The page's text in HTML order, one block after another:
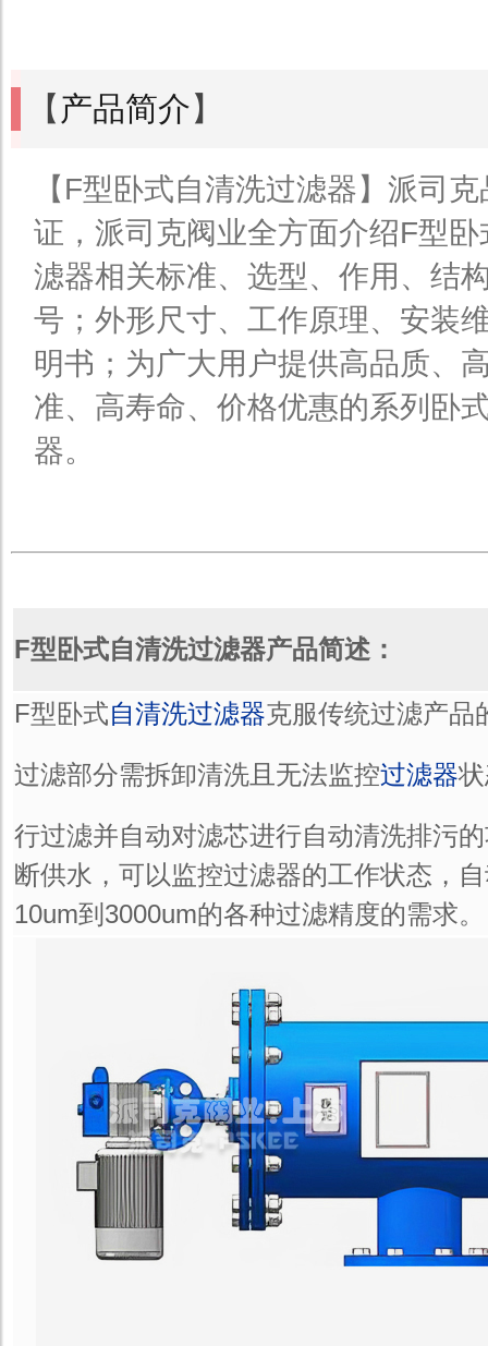
【 产品简介】
【F型卧式自清洗过滤器】派司
证，派司克阀业全方面介绍F型
滤器相关标准、选型、作用、结
号；外形尺寸、工作原理、安装
明书；为广大用户提供高品质、
准、高寿命、价格优惠的系列卧
器。
F型卧式自清洗过滤器产品简述：
F型卧式自清洗过滤器克服传统过滤产品
过滤部分需拆卸清洗且无法监控过滤器
行过滤并自动对滤芯进行自动清洗排污
断供水，可以监控过滤器的工作状态，
10um到3000um的各种过滤精度的需求。